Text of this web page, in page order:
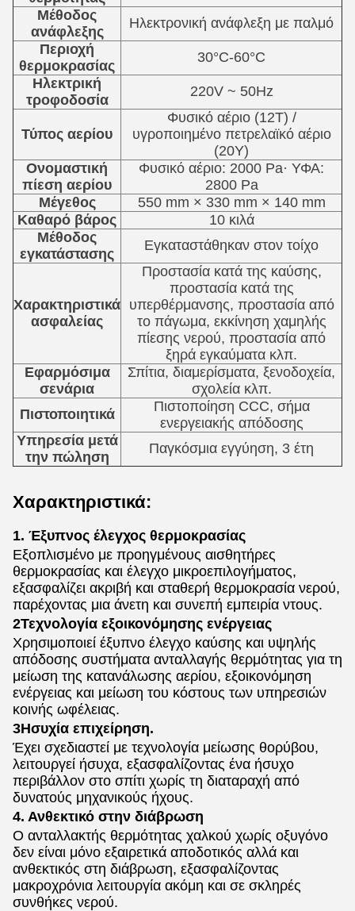
Μέθοδος
ανάφλεξης
Ηλεκτρονική ανάφλεξη με παλμό
Περιοχή
θερμοκρασίας
30°C-60°C
Ηλεκτρική
τροφοδοσία
220V ~ 50Hz
Τύπος αερίου
Φυσικό αέριο (12T) /
υγροποιημένο πετρελαϊκό αέριο
(20Y)
Ονομαστική
πίεση αερίου
Φυσικό αέριο: 2000 Pa· ΥΦΑ:
2800 Pa
Μέγεθος
550 mm × 330 mm × 140 mm
Καθαρό βάρος
10 κιλά
Μέθοδος
εγκατάστασης
Εγκαταστάθηκαν στον τοίχο
Χαρακτηριστικά
ασφαλείας
Προστασία κατά της καύσης,
προστασία κατά της
υπερθέρμανσης, προστασία από
το πάγωμα, εκκίνηση χαμηλής
πίεσης νερού, προστασία από
ξηρά εγκαύματα κλπ.
Εφαρμόσιμα
σενάρια
Σπίτια, διαμερίσματα, ξενοδοχεία,
σχολεία κλπ.
Πιστοποιητικά
Πιστοποίηση CCC, σήμα
ενεργειακής απόδοσης
Υπηρεσία μετά
την πώληση
Παγκόσμια εγγύηση, 3 έτη
Χαρακτηριστικά:
1. Έξυπνος έλεγχος θερμοκρασίας
Εξοπλισμένο με προηγμένους αισθητήρες
θερμοκρασίας και έλεγχο μικροεπιλογήματος,
εξασφαλίζει ακριβή και σταθερή θερμοκρασία νερού,
παρέχοντας μια άνετη και συνεπή εμπειρία ντους.
2Τεχνολογία εξοικονόμησης ενέργειας
Χρησιμοποιεί έξυπνο έλεγχο καύσης και υψηλής
απόδοσης συστήματα ανταλλαγής θερμότητας για τη
μείωση της κατανάλωσης αερίου, εξοικονόμηση
ενέργειας και μείωση του κόστους των υπηρεσιών
κοινής ωφέλειας.
3Ησυχία επιχείρηση.
Έχει σχεδιαστεί με τεχνολογία μείωσης θορύβου,
λειτουργεί ήσυχα, εξασφαλίζοντας ένα ήσυχο
περιβάλλον στο σπίτι χωρίς τη διαταραχή από
δυνατούς μηχανικούς ήχους.
4. Ανθεκτικό στην διάβρωση
Ο ανταλλακτής θερμότητας χαλκού χωρίς οξυγόνο
δεν είναι μόνο εξαιρετικά αποδοτικός αλλά και
ανθεκτικός στη διάβρωση, εξασφαλίζοντας
μακροχρόνια λειτουργία ακόμη και σε σκληρές
συνθήκες νερού.